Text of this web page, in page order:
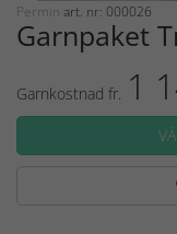
Permin art. nr: 000026
Garnpaket
Garnkostnad fr. 1